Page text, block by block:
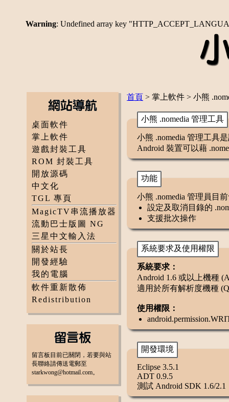
Warning: Undefined array key
桌面軟件
掌上軟件
遊戲封裝工具
ROM 封裝工具
開放源碼
中文化
TGL 專頁
MagicTV串流播放器
流動巴士版圖 NG
三星中文輸入法
關於站長
開發經驗
我的電腦
軟件重新散佈
Redistribution
留言板目前已關閉，若要與站
長聯絡請傳送電郵至
starkwong@hotmail.com。
首頁 > 掌上軟件 > 小熊
小熊 .nomedia 管理工具
小熊 .nomedia 管理工具
Android 裝置可以藉
功能
小熊 .nomedia 管理員目
設定及取消目錄的
支援批次操作
系統要求及使用權限
系統要求：
Android 1.6 或以上機種
適用於所有解析度機種
使用權限：
開發環境
Eclipse 3.5.1
ADT 0.9.5
測試 Android SDK 1.6/2.1